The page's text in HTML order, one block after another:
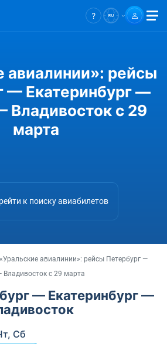
авиалинии»: рейсы
— Екатеринбург —
Владивосток с 29
марта
к поиску авиабилетов
«Уральские авиалинии»: рейсы Петербург —
Владивосток с 29 марта
— Екатеринбург —
Сб